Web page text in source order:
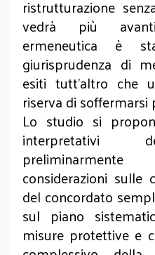
ristrutturazione
vedrà più
ermeneutica è
giurisprudenza di
esiti tutt’altro che
riserva di soffermarsi
Lo studio si
interpretativi
considerazioni sulle
del concordato
sul piano
misure protettive e